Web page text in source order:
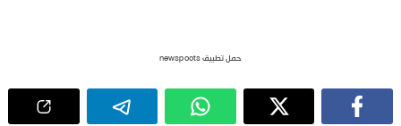
حمل تطبيق newspoots